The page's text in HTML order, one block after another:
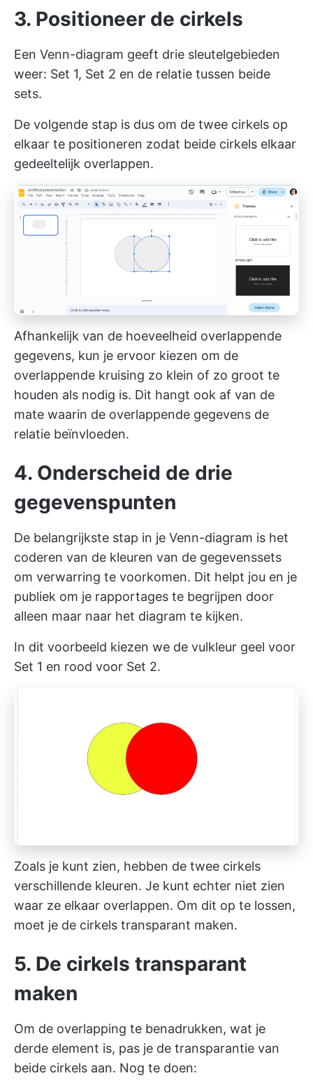
3. Positioneer de cirkels
Een Venn-diagram geeft drie sleutelgebieden
weer: Set 1, Set 2 en de relatie tussen beide
sets.
De volgende stap is dus om de twee cirkels op
elkaar te positioneren zodat beide cirkels elkaar
gedeeltelijk overlappen.
Afhankelijk van de hoeveelheid overlappende
gegevens, kun je ervoor kiezen om de
overlappende kruising zo klein of zo groot te
houden als nodig is. Dit hangt ook af van de
mate waarin de overlappende gegevens de
relatie beïnvloeden.
4. Onderscheid de drie
gegevenspunten
De belangrijkste stap in je Venn-diagram is het
coderen van de kleuren van de gegevenssets
om verwarring te voorkomen. Dit helpt jou en je
publiek om je rapportages te begrijpen door
alleen maar naar het diagram te kijken.
In dit voorbeeld kiezen we de vulkleur geel voor
Set 1 en rood voor Set 2.
Zoals je kunt zien, hebben de twee cirkels
verschillende kleuren. Je kunt echter niet zien
waar ze elkaar overlappen. Om dit op te lossen,
moet je de cirkels transparant maken.
5. De cirkels transparant
maken
Om de overlapping te benadrukken, wat je
derde element is, pas je de transparantie van
beide cirkels aan. Nog te doen: